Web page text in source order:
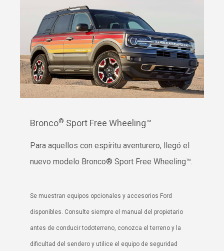
Bronco® Sport Free Wheeling™
Para aquellos con espíritu aventurero, llegó el
nuevo modelo Bronco® Sport Free Wheeling™.
Se muestran equipos opcionales y accesorios Ford
disponibles. Consulte siempre el manual del propietario
antes de conducir todoterreno, conozca el terreno y la
dificultad del sendero y utilice el equipo de seguridad